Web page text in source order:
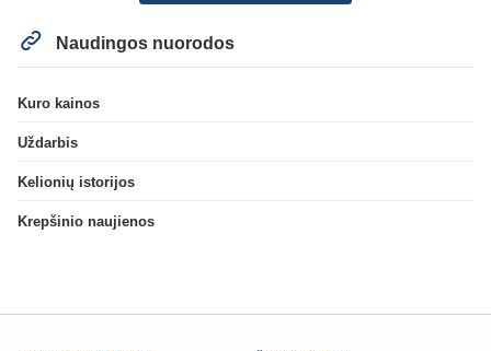
Naudingos nuorodos
Kuro kainos
Uždarbis
Kelionių istorijos
Krepšinio naujienos